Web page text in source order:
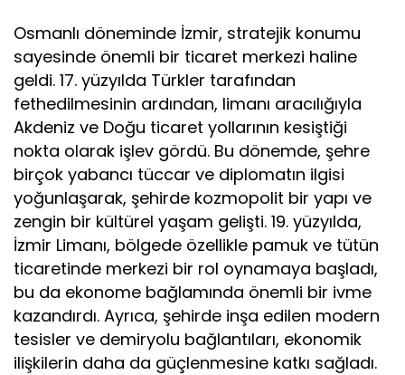
Osmanlı döneminde İzmir, stratejik konumu
sayesinde önemli bir ticaret merkezi haline
geldi. 17. yüzyılda Türkler tarafından
fethedilmesinin ardından, limanı aracılığıyla
Akdeniz ve Doğu ticaret yollarının kesiştiği
nokta olarak işlev gördü. Bu dönemde, şehre
birçok yabancı tüccar ve diplomatın ilgisi
yoğunlaşarak, şehirde kozmopolit bir yapı ve
zengin bir kültürel yaşam gelişti. 19. yüzyılda,
İzmir Limanı, bölgede özellikle pamuk ve tütün
ticaretinde merkezi bir rol oynamaya başladı,
bu da ekonome bağlamında önemli bir ivme
kazandırdı. Ayrıca, şehirde inşa edilen modern
tesisler ve demiryolu bağlantıları, ekonomik
ilişkilerin daha da güçlenmesine katkı sağladı.